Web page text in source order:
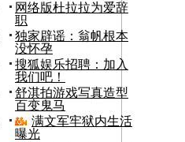
网络版杜拉拉为爱辞
职
独家辟谣：翁帆根本
没怀孕
搜狐娱乐招聘：加入
我们吧！
舒淇拍游戏写真造型
百变鬼马
满文军牢狱内生活
曝光